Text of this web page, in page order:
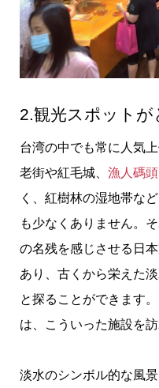
2.観光スポットが
台湾の中でも常に人気
老街や紅毛城、 漁人碼頭
く、紅樹林の湿地帯な
も少なくありません。
の名残を感じさせる日
あり、古くから栄えた
と探ることができます
は、こういった施設を
淡水のシンボル的な風